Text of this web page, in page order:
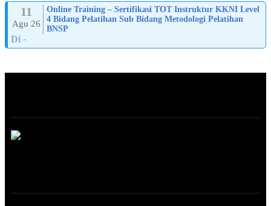
11
Agu 26
Online Training – Sertifikasi TOT Instruktur KKNI Level
4 Bidang Pelatihan Sub Bidang Metodologi Pelatihan
BNSP
Di -